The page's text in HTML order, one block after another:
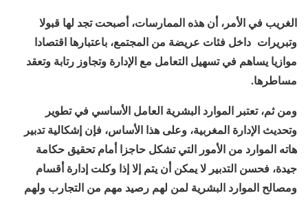
الغريب في الأمر، أن هذه الممارسات، أصبحت تجد لها قبولا
وتبريرات داخل فئات عريضة من المجتمع، باعتبارها اقتصادا
موازيا يساهم في تسهيل التعامل مع الإدارة وتجاوز رتابة وتعقد
مساطرها.
ومن ثم، تعتبر الموارد البشرية العامل الأساسي في تطوير
وتحديث الإدارة المغربية، وعلى هذا الأساس، فإن إشكالية تدبير
هاته الموارد من الأمور التي تشكل حاجزا أمام تحقيق حكامة
جيدة، فحسن التدبير لا يمكن أن يتم إلا إذا وكلت إدارة أقسام
ومصالح الموارد البشرية لمن لهم رصيد مهم من التجارب ولهم